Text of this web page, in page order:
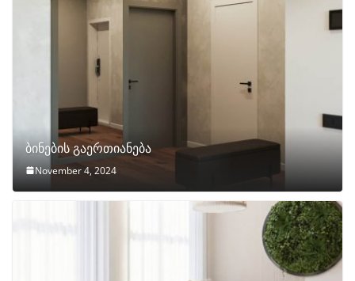
ბინების გაერთიანება
November 4, 2024